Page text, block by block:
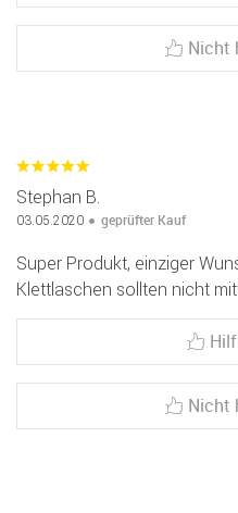
Nicht
Stephan B.
03.05.2020 geprüfter Kauf
Super Produkt, einziger
Klettlaschen sollten nicht
Nicht